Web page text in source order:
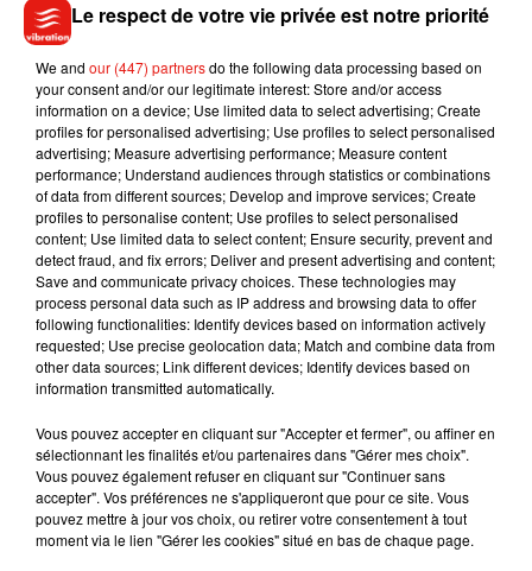
000 euros de dommages et intérêts pour escroquerie et
détournement de fonds publics. Autres accusés dans cette
affaire, François Lagière, l’ancien directeur de cabinet de
Jean Germain, est condamné à 15 mois de prison avec
sursis. Jean-François Lemarchand, le directeur de l’office de
tourisme écope de 10 mois de prison avec sursis. Enfin, le
mari de Lise Han, qui gérait la société Time, est condamné à
5000 euros d’amende.
Des peines qui ne satisfont personne, puisque les quatre
prévenus ont décidé de faire appel de leur condamnation. Ils
sont donc tous les quatre rejugés depuis ce mercredi 11
octobre, devant la cour d’appel d’Orléans.
Musique
Benny Blanco invite Selena Gomez et
Le respect de votre vie privée est notre priorité
We and our (447) partnersdo the following data processing based on
your consent and/or our legitimate interest: Store and/or access
information on a device; Use limited data to select advertising; Create
profiles for personalised advertising; Use profiles to select personalised
advertising; Measure advertising performance; Measure content
performance; Understand audiences through statistics or combinations
of data from different sources; Develop and improve services; Create
profiles to personalise content; Use profiles to select personalised
content; Use limited data to select content; Ensure security, prevent and
detect fraud, and fix errors; Deliver and present advertising and content;
Save and communicate privacy choices. These technologies may
process personal data such as IP address and browsing data to offer
following functionalities: Identify devices based on information actively
requested; Use precise geolocation data; Match and combine data from
other data sources; Link different devices; Identify devices based on
information transmitted automatically.
Vous pouvez accepter en cliquant sur "Accepter et fermer", ou affiner en
sélectionnant les finalités et/ou partenaires dans "Gérer mes choix".
Vous pouvez également refuser en cliquant sur "Continuer sans
accepter". Vos préférences ne s'appliqueront que pour ce site. Vous
pouvez mettre à jour vos choix, ou retirer votre consentement à tout
moment via le lien "Gérer les cookies" situé en bas de chaque page.